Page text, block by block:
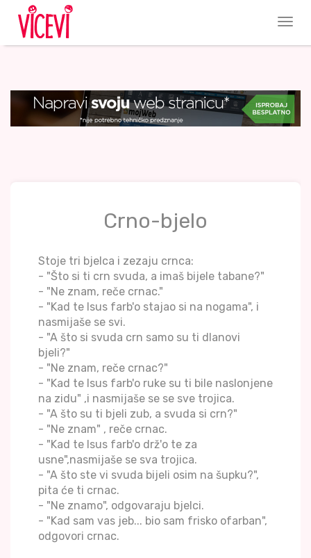
Crno-bjelo
Stoje tri bjelca i zezaju crnca:
- "Što si ti crn svuda, a imaš bijele tabane?"
- "Ne znam, reče crnac."
- "Kad te Isus farb'o stajao si na nogama", i
nasmijaše se svi.
- "A što si svuda crn samo su ti dlanovi
bjeli?"
- "Ne znam, reče crnac?"
- "Kad te Isus farb'o ruke su ti bile naslonjene
na zidu" ,i nasmijaše se se sve trojica.
- "A što su ti bjeli zub, a svuda si crn?"
- "Ne znam" , reče crnac.
- "Kad te Isus farb'o drž'o te za
usne",nasmijaše se sva trojica.
- "A što ste vi svuda bijeli osim na šupku?",
pita će ti crnac.
- "Ne znamo", odgovaraju bjelci.
- "Kad sam vas jeb... bio sam frisko ofarban",
odgovori crnac.